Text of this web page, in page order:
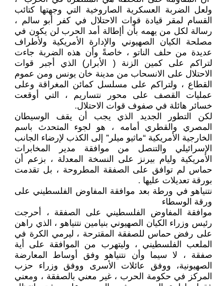
ولعل الضربة العسكرية الصاروخية التي وجهتها كتائب
القسام لمقر قيادة قوات الاحتلال في كفر أبو سالم ،
رسالة لكل من يهمه بأن أإطالة أمد الحرب لن يكون في
مصلحة الكيان الصهيوني والإدارة الأمريكية ولأطراف
عديدة من حلف الناتو ، خاصةً وأن هذه الضربة جاءت
لتراكم على كمين الزنة ( الأبرار) الذي أجبر قوات
الاحتلال على الانسحاب من مدينة خان يونس ومن عموم
القطاع ، ولتراكم على مسلسل كمائن المغراقة وعلى
عمليات القصف على محور نتساريم ، التي أوقعت
خسائر هائلة في صفوف قوات الاحتلال.
لكن التطور الجديد الذي يجب أن يقف الوسيطان
المصري والقطري أمامه ، هو لجوء المتحدث باسم
الخارجية الأمريكية “ماثيو ميلر” إلى الكذب لإرضاء الجانب
الإسرائيلي والتنصل من موافقة مدير المخابرات
الأمريكية وليام بيرنز على النسخة المعدلة ، بزعم أن
حماس لم توافق على الصفقة المطروحة ، بل تقدمت
بورقة تعديلات عليها .
نتنياهو في ورطة بعد موافقة المفاوض الفلسطيني على
ورقة الوسطاء
موافقة المفاوض الفلسطيني على الصفقة ، أحرجت
رئيس وزراء الكيان الصهيوني بنيامين نتنياهو ، الذي راهن
على رفض حماس للصفقة المقترحة ، ليرمي الكرة في
الملعب الفلسطيني ، وليتهرب من الموافقة على أية
صفقة ، لا سيما وأن نتنياهو وفق أوساط المعارضة
الصهيونية، ووفق عائلات الأسرى ووفق وزراء حزب
المركز في حكومة الحرب ، غير معني بالصفقة ، ومعني